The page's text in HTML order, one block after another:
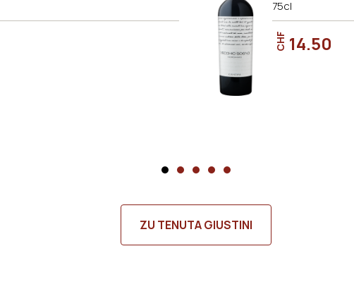
75cl
CHF 14.50
ZU TENUTA GIUSTINI